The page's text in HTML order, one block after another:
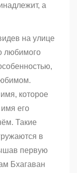
а
на улице
любимого
которое
имя его
Такие
в
первую
Бхагаван